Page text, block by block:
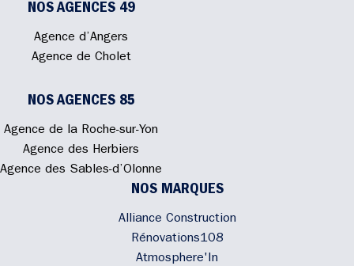
NOS AGENCES 49
Agence d’Angers
Agence de Cholet
NOS AGENCES 85
Agence de la Roche-sur-Yon
Agence des Herbiers
Agence des Sables-d’Olonne
NOS MARQUES
Alliance Construction
Rénovations108
Atmosphere'In